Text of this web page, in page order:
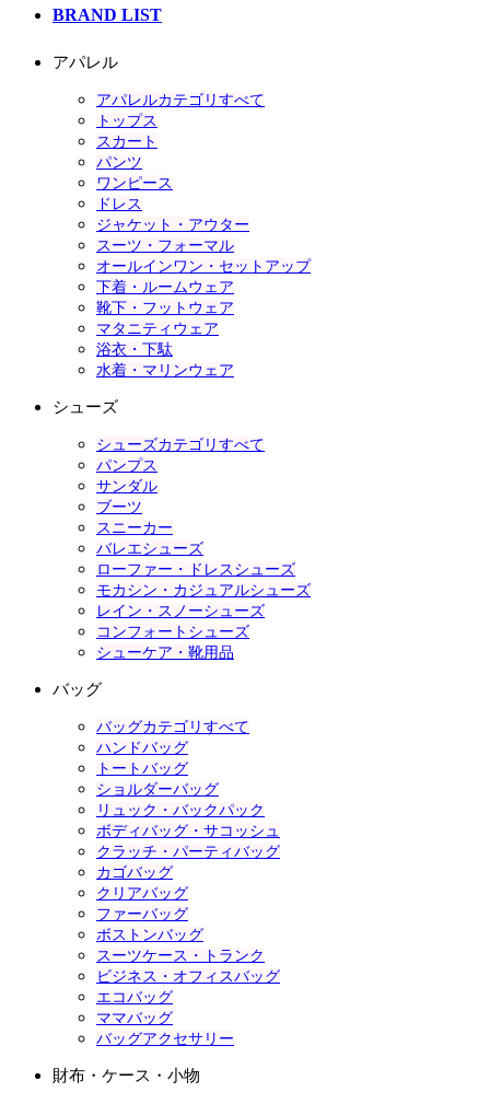
BRAND LIST
アパレル
アパレルカテゴリすべて
トップス
スカート
パンツ
ワンピース
ドレス
ジャケット・アウター
スーツ・フォーマル
オールインワン・セットアップ
下着・ルームウェア
靴下・フットウェア
マタニティウェア
浴衣・下駄
水着・マリンウェア
シューズ
シューズカテゴリすべて
パンプス
サンダル
ブーツ
スニーカー
バレエシューズ
ローファー・ドレスシューズ
モカシン・カジュアルシューズ
レイン・スノーシューズ
コンフォートシューズ
シューケア・靴用品
バッグ
バッグカテゴリすべて
ハンドバッグ
トートバッグ
ショルダーバッグ
リュック・バックパック
ボディバッグ・サコッシュ
クラッチ・パーティバッグ
カゴバッグ
クリアバッグ
ファーバッグ
ボストンバッグ
スーツケース・トランク
ビジネス・オフィスバッグ
エコバッグ
ママバッグ
バッグアクセサリー
財布・ケース・小物